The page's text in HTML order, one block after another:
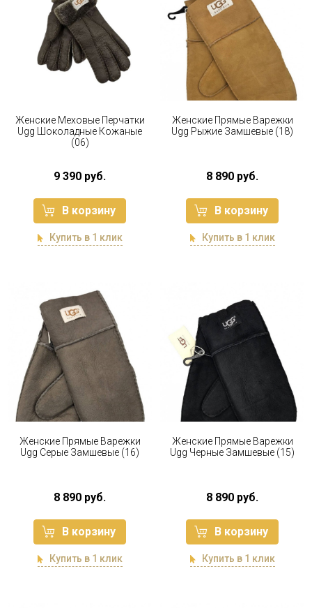
Женские Меховые Перчатки
Ugg Шоколадные Кожаные
(06)
9 390 руб.
В корзину
Купить в 1 клик
Женские Прямые Варежки
Ugg Рыжие Замшевые (18)
8 890 руб.
В корзину
Купить в 1 клик
Женские Прямые Варежки
Ugg Серые Замшевые (16)
8 890 руб.
В корзину
Купить в 1 клик
Женские Прямые Варежки
Ugg Черные Замшевые (15)
8 890 руб.
В корзину
Купить в 1 клик